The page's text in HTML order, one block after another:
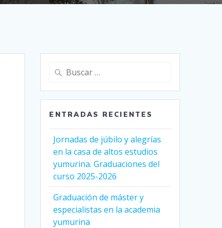
Buscar:
ENTRADAS RECIENTES
Jornadas de júbilo y alegrías
en la casa de altos estudios
yumurina. Graduaciones del
curso 2025-2026
Graduación de máster y
especialistas en la academia
yumurina